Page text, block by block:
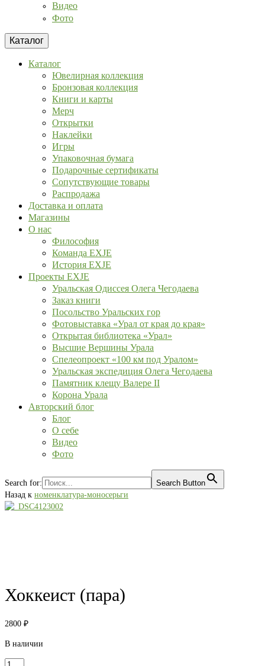
Видео
Фото
Каталог
Каталог
Ювелирная коллекция
Бронзовая коллекция
Книги и карты
Мерч
Открытки
Наклейки
Игры
Упаковочная бумага
Подарочные сертификаты
Сопутствующие товары
Распродажа
Доставка и оплата
Магазины
О нас
Философия
Команда EXJE
История EXJE
Проекты EXJE
Уральская Одиссея Олега Чегодаева
Заказ книги
Посольство Уральских гор
Фотовыставка «Урал от края до края»
Открытая библиотека «Урал»
Высшие Вершины Урала
Спелеопроект «100 км под Уралом»
Уральская экспедиция Олега Чегодаева
Памятник клещу Валере II
Корона Урала
Авторский блог
Блог
О себе
Видео
Фото
Search for:
Search Button
Назад к номенклатура-моносерьги
Хоккеист (пара)
2800 ₽
В наличии
Количество